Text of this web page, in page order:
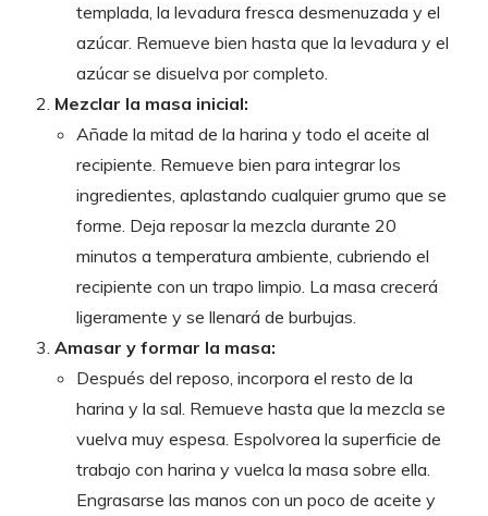
templada, la levadura fresca desmenuzada y el
azúcar. Remueve bien hasta que la levadura y el
azúcar se disuelva por completo.
Mezclar la masa inicial:
Añade la mitad de la harina y todo el aceite al
recipiente. Remueve bien para integrar los
ingredientes, aplastando cualquier grumo que se
forme. Deja reposar la mezcla durante 20
minutos a temperatura ambiente, cubriendo el
recipiente con un trapo limpio. La masa crecerá
ligeramente y se llenará de burbujas.
Amasar y formar la masa:
Después del reposo, incorpora el resto de la
harina y la sal. Remueve hasta que la mezcla se
vuelva muy espesa. Espolvorea la superficie de
trabajo con harina y vuelca la masa sobre ella.
Engrasarse las manos con un poco de aceite y